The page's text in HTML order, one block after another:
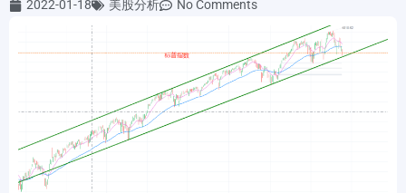
2022-01-18 美股分析 No Comments